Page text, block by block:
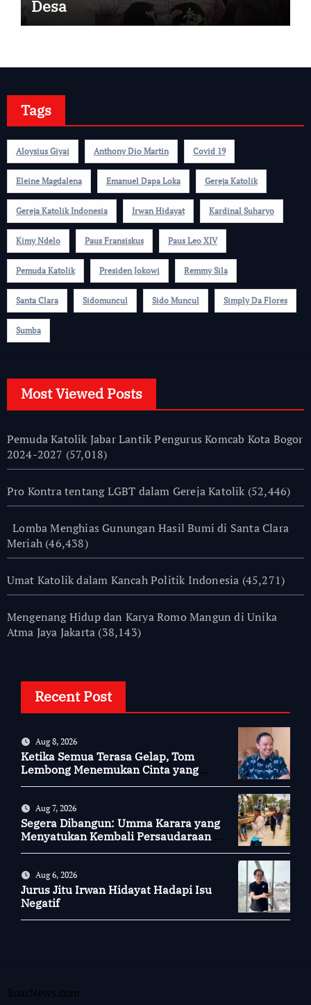
Desa
Tags
Aloysius Giyai Anthony Dio Martin Covid 19
Eleine Magdalena Emanuel Dapa Loka Gereja Katolik
Gereja Katolik Indonesia Irwan Hidayat Kardinal Suharyo
Kimy Ndelo Paus Fransiskus Paus Leo XIV
Pemuda Katolik Presiden Jokowi Remmy Sila
Santa Clara Sidomuncul Sido Muncul Simply Da Flores
Sumba
Most Viewed Posts
Pemuda Katolik Jabar Lantik Pengurus Komcab Kota Bogor
2024-2027 (57,018)
Pro Kontra tentang LGBT dalam Gereja Katolik (52,446)
Lomba Menghias Gunungan Hasil Bumi di Santa Clara
Meriah (46,438)
Umat Katolik dalam Kancah Politik Indonesia (45,271)
Mengenang Hidup dan Karya Romo Mangun di Unika
Atma Jaya Jakarta (38,143)
Recent Post
Aug 8, 2026
Ketika Semua Terasa Gelap, Tom
Lembong Menemukan Cinta yang
Aug 7, 2026
Segera Dibangun: Umma Karara yang
Menyatukan Kembali Persaudaraan di
Aug 6, 2026
Jurus Jitu Irwan Hidayat Hadapi Isu
Negatif
SuarNews.com